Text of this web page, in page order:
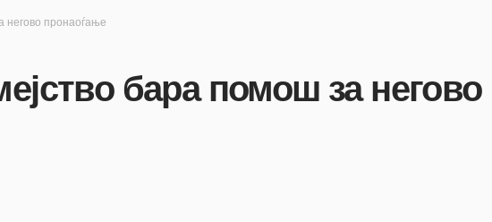
негово пронаоѓање
бара помош за негово